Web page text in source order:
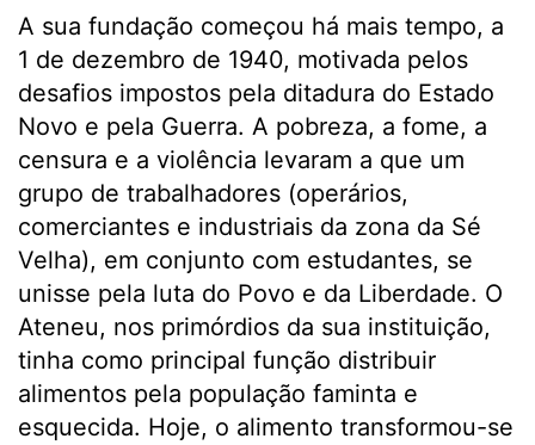
A sua fundação começou há mais tempo, a
1 de dezembro de 1940, motivada pelos
desafios impostos pela ditadura do Estado
Novo e pela Guerra. A pobreza, a fome, a
censura e a violência levaram a que um
grupo de trabalhadores (operários,
comerciantes e industriais da zona da Sé
Velha), em conjunto com estudantes, se
unisse pela luta do Povo e da Liberdade. O
Ateneu, nos primórdios da sua instituição,
tinha como principal função distribuir
alimentos pela população faminta e
esquecida. Hoje, o alimento transformou-se